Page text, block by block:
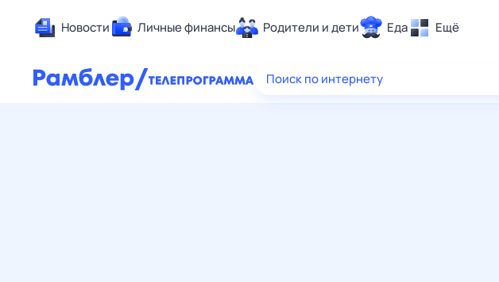
Новости Личные финансы Родители и дети Еда Ещё
Здоровье
Поиск по интернету